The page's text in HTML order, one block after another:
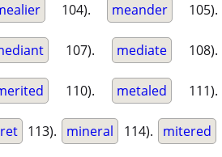
104). meander 105).
107). mediate 108).
110). metaled 111).
113). mineral 114). mitered